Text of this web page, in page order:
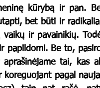
kūrybą ir pan.
bet būti ir
ir pavainikių.
papildomi. Be to,
tai, kas
pagal